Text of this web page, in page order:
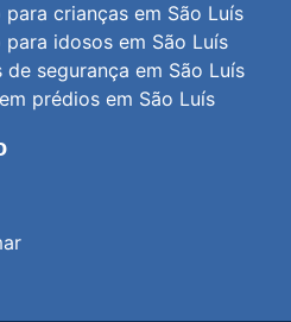
crianças em São Luís
idosos em São Luís
de segurança em São Luís
prédios em São Luís